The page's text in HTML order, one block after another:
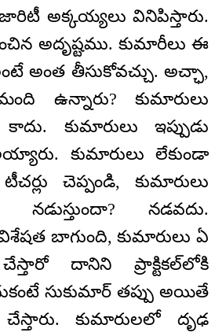
అక్కయ్యలు వినిపిస్తారు.
అదృష్టము. కుమారీలు ఈ
అంత తీసుకోవచ్చు. అచ్ఛా,
ఉన్నారు? కుమారులు
కుమారులు ఇప్పుడు
కుమారులు లేకుండా
చెప్పండి, కుమారులు
నడవదు.
బాగుంది, కుమారులు ఏ
దానిని ప్రాక్టికల్‌లోకి
సుకుమార్ తప్పు అయితే
కుమారులలో దృఢ